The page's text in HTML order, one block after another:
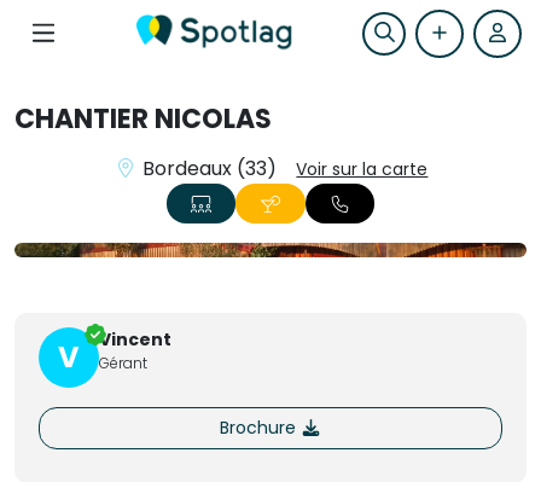
CHANTIER NICOLAS
Bordeaux (33) Voir sur la carte
V Vincent
Gérant
Brochure